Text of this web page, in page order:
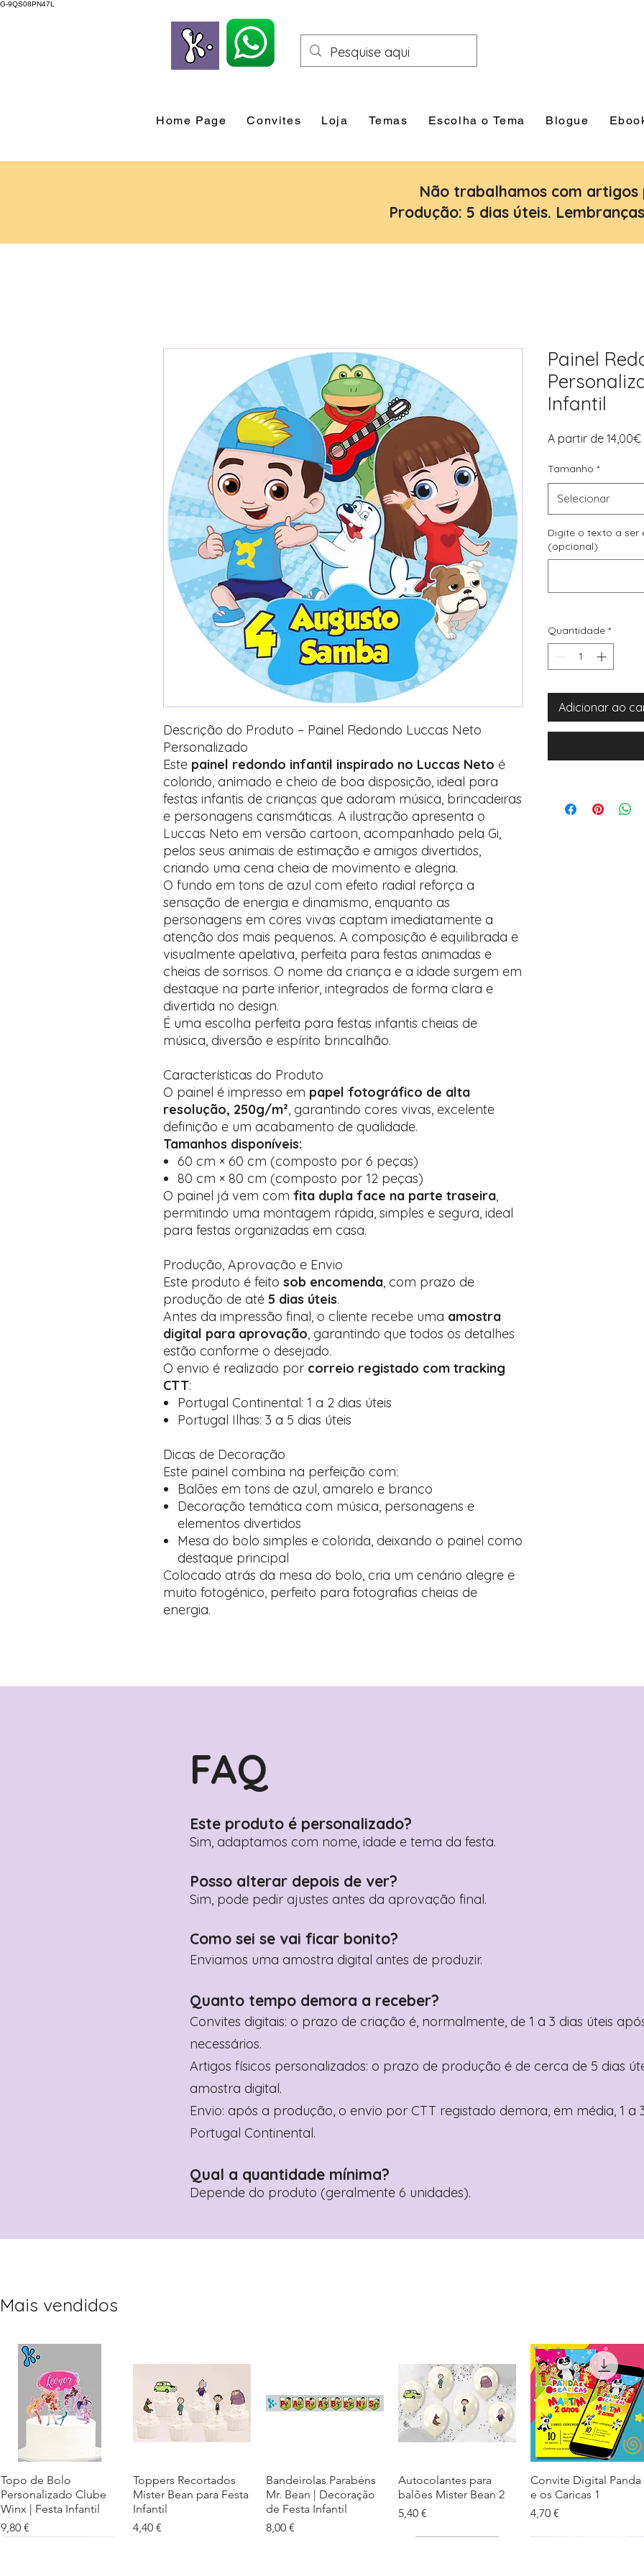
G-9QS08PN47L
Home Page Convites Loja Temas Escolha o Tema Blogue
Não trabalhamos com artigos
Produção: 5 dias úteis.
Descrição do Produto – Painel Redondo Luccas Neto
Personalizado
Este painel redondo infantil inspirado no Luccas Neto é
colorido, animado e cheio de boa disposição, ideal para
festas infantis de crianças que adoram música, brincadeiras
e personagens carismáticas. A ilustração apresenta o
Luccas Neto em versão cartoon, acompanhado pela Gi,
pelos seus animais de estimação e amigos divertidos,
criando uma cena cheia de movimento e alegria.
O fundo em tons de azul com efeito radial reforça a
sensação de energia e dinamismo, enquanto as
personagens em cores vivas captam imediatamente a
atenção dos mais pequenos. A composição é equilibrada e
visualmente apelativa, perfeita para festas animadas e
cheias de sorrisos. O nome da criança e a idade surgem em
destaque na parte inferior, integrados de forma clara e
divertida no design.
É uma escolha perfeita para festas infantis cheias de
música, diversão e espírito brincalhão.
Características do Produto
O painel é impresso em papel fotográfico de alta
resolução, 250g/m², garantindo cores vivas, excelente
definição e um acabamento de qualidade.
Tamanhos disponíveis:
60 cm × 60 cm (composto por 6 peças)
80 cm × 80 cm (composto por 12 peças)
O painel já vem com fita dupla face na parte traseira,
permitindo uma montagem rápida, simples e segura, ideal
para festas organizadas em casa.
Produção, Aprovação e Envio
Este produto é feito sob encomenda, com prazo de
produção de até 5 dias úteis.
Antes da impressão final, o cliente recebe uma amostra
digital para aprovação, garantindo que todos os detalhes
estão conforme o desejado.
O envio é realizado por correio registado com tracking
CTT:
Portugal Continental: 1 a 2 dias úteis
Portugal Ilhas: 3 a 5 dias úteis
Dicas de Decoração
Este painel combina na perfeição com:
Balões em tons de azul, amarelo e branco
Decoração temática com música, personagens e
elementos divertidos
Mesa do bolo simples e colorida, deixando o painel como
destaque principal
Colocado atrás da mesa do bolo, cria um cenário alegre e
muito fotogénico, perfeito para fotografias cheias de
energia.
Painel
Infantil
A partir de 14,00€
Tamanho *
Selecionar
Digite o texto a ser
(opcional)
Quantidade *
Adicionar ao
FAQ
Este produto é personalizado?
Sim, adaptamos com nome, idade e tema da festa.
Posso alterar depois de ver?
Sim, pode pedir ajustes antes da aprovação final.
Como sei se vai ficar bonito?
Enviamos uma amostra digital antes de produzir.
Quanto tempo demora a receber?
Convites digitais: o prazo de criação é, normalmente, de 1 a 3 dias úteis
necessários.
Artigos físicos personalizados: o prazo de produção é de cerca de 5 dias
amostra digital.
Envio: após a produção, o envio por CTT registado demora, em média, 1 a
Portugal Continental.
Qual a quantidade mínima?
Depende do produto (geralmente 6 unidades).
Mais vendidos
Visualização rápida
Topo de Bolo
Personalizado Clube
Winx | Festa Infantil
Preço
9,80 €
Visualização rápida
Toppers Recortados
Mister Bean para Festa
Infantil
Preço
4,40 €
Visualização rápida
Bandeirolas Parabéns
Mr. Bean | Decoração
de Festa Infantil
Preço
8,00 €
Visualização rápida
Autocolantes para
balões Mister Bean 2
Preço
5,40 €
Visualização rápida
Convite Digital Panda
e os Caricas 1
Preço
4,70 €